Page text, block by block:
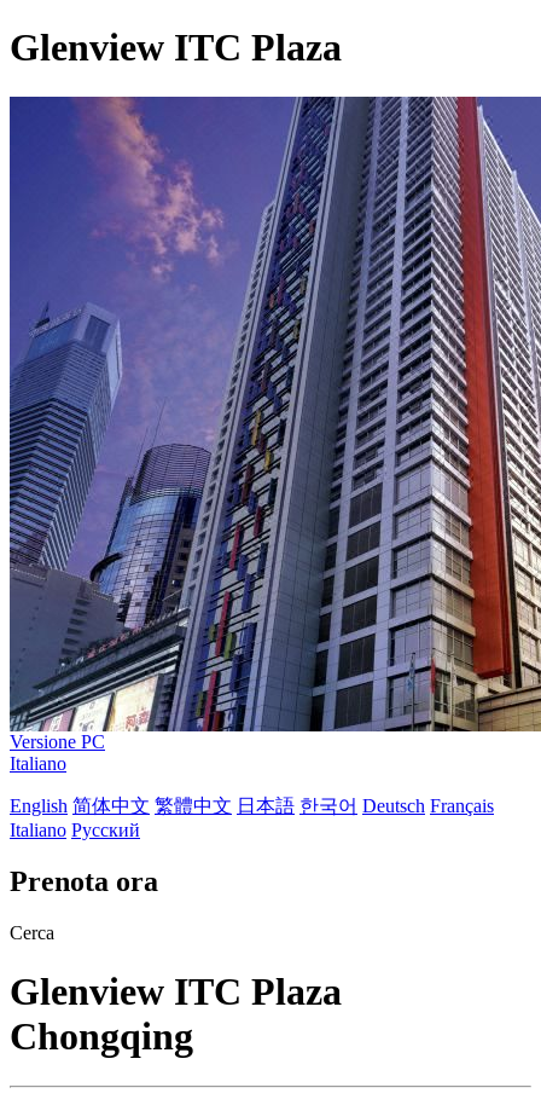
Glenview ITC Plaza
Versione PC
Italiano
English 简体中文 繁體中文 日本語 한국어 Deutsch Français
Italiano Русский
Prenota ora
Cerca
Glenview ITC Plaza
Chongqing